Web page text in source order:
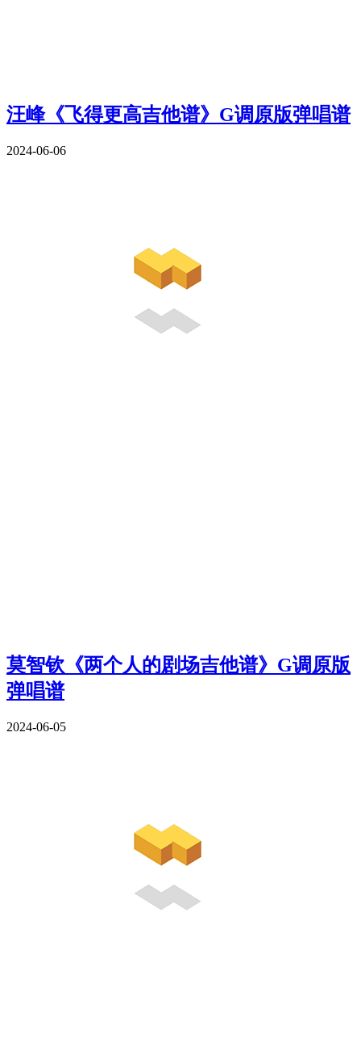
汪峰《飞得更高吉他谱》G调原版弹唱谱
2024-06-06
莫智钦《两个人的剧场吉他谱》G调原版
弹唱谱
2024-06-05